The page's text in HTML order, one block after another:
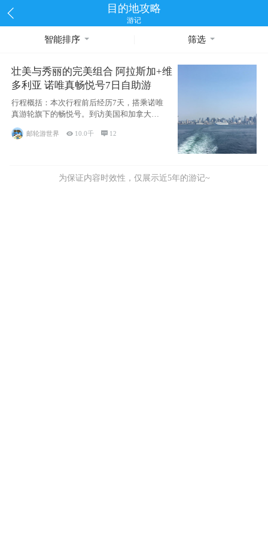
目的地攻略
游记
智能排序 筛选
壮美与秀丽的完美组合 阿拉斯加+维
多利亚 诺唯真畅悦号7日自助游
行程概括：本次行程前后经历7天，搭乘诺唯
真游轮旗下的畅悦号。到访美国和加拿大的4
个州/省：美国华盛顿州
邮轮游世界  10.0千  12
为保证内容时效性，仅展示近5年的游记~